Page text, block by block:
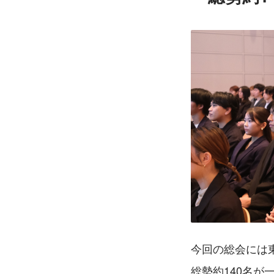
今回の総会には
総勢約140名が